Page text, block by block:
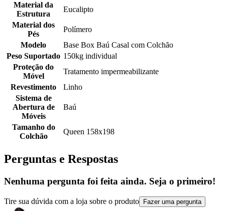
Material da
Estrutura
Eucalipto
Material dos
Pés
Polímero
Modelo
Base Box Baú Casal com Colchão
Peso Suportado 150kg individual
Proteção do
Móvel
Tratamento impermeabilizante
Revestimento
Linho
Sistema de
Abertura de
Móveis
Baú
Tamanho do
Colchão
Queen 158x198
Perguntas e Respostas
Nenhuma pergunta foi feita ainda. Seja o primeiro!
Tire sua dúvida com a loja sobre o produto Fazer uma pergunta